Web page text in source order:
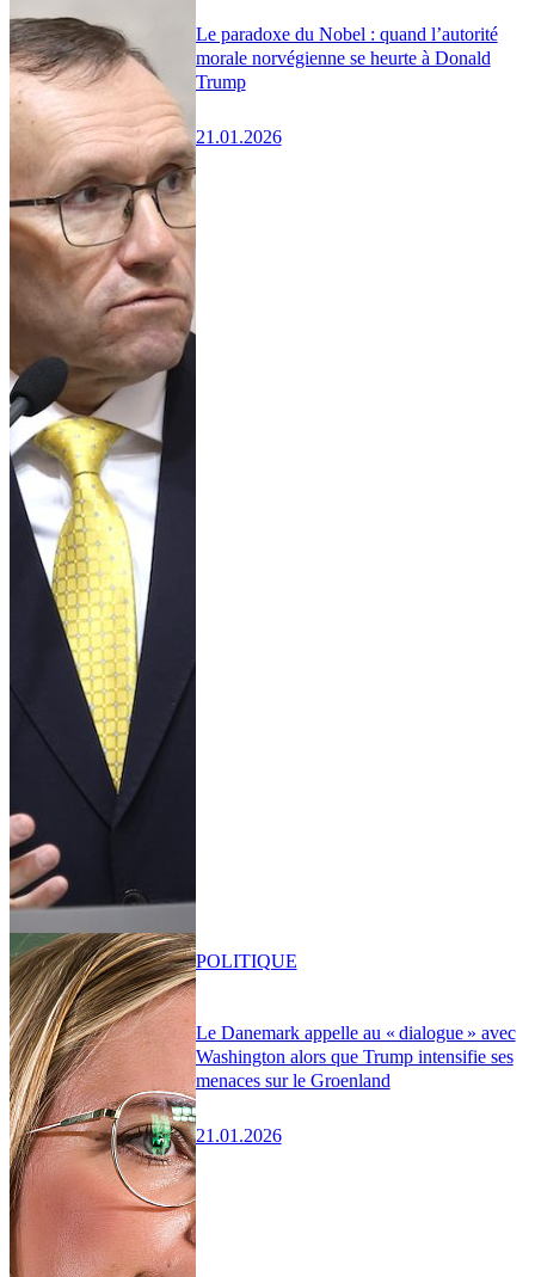
Le paradoxe du Nobel : quand l’autorité
morale norvégienne se heurte à Donald
Trump
21.01.2026
Le Danemark appelle au « dialogue » avec
Washington alors que Trump intensifie ses
menaces sur le Groenland
21.01.2026
POLITIQUE